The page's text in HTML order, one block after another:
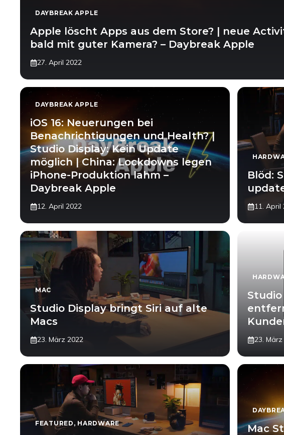
DAYBREAK APPLE
Apple löscht Apps aus dem Store? | neue
bald mit guter Kamera? – Daybreak Apple
27. April 2022
DAYBREAK APPLE
iOS 16: Neuerungen bei
Benachrichtigungen und Health? |
Studio Display: Kein Update
möglich | China: Lockdowns legen
iPhone-Produktion lahm –
Daybreak Apple
12. April 2022
Blöd:
11. April
MAC
Studio Display bringt Siri auf alte
Macs
23. März 2022 23.
FEATURED , HARDWARE
Mac